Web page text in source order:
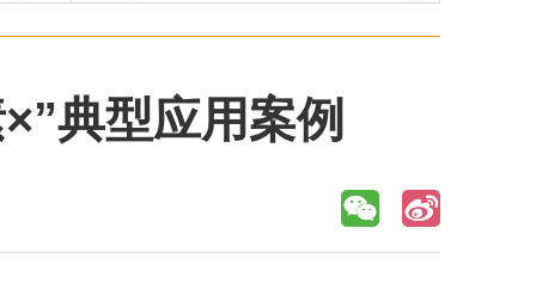
典型应用案例